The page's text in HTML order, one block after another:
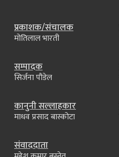
प्रकाशक/संचालक
मोतिलाल भारती
सम्पादक
सिर्जना पौडेल
कानुनी सल्लाहकार
माधव प्रसाद बास्कोटा
संवाददाता